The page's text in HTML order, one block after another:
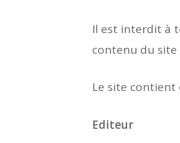
Il est interdit à
contenu du
Le site contient
Editeur